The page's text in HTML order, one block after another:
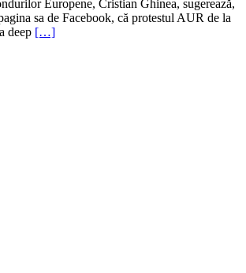
Europene, Cristian Ghinea, sugerează,
sa de Facebook, că protestul AUR de la
deep […]